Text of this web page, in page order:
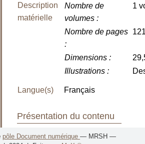
Description
matérielle
Nombre de
volumes:
1
Nombre de pages
:
Dimensions:
Illustrations:
Langue(s) Français
Présentation du contenu
Classement: Droit
pôle Document numérique — MRSH —